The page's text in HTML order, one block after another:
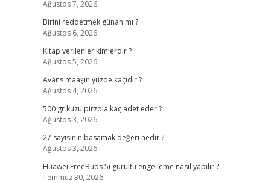
Ağustos 7, 2026
Birini reddetmek günah mı ?
Ağustos 6, 2026
Kitap verilenler kimlerdir ?
Ağustos 5, 2026
Avans maaşın yüzde kaçıdır ?
Ağustos 4, 2026
500 gr kuzu pirzola kaç adet eder ?
Ağustos 3, 2026
27 sayısının basamak değeri nedir ?
Ağustos 3, 2026
Huawei FreeBuds 5i gürültü engelleme nasıl yapılır ?
Temmuz 30, 2026